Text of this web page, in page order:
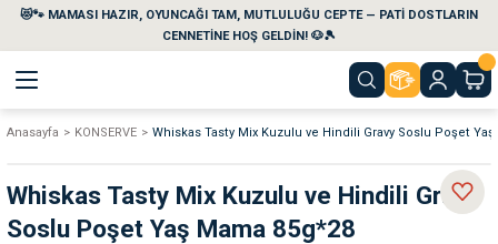
😻🐾 MAMASI HAZIR, OYUNCAĞI TAM, MUTLULUĞU CEPTE — PATİ DOSTLARIN
CENNETİNE HOŞ GELDİN! 🐶🎾
Geri Dön
Geri Dön
Geri Dön
Geri Dön
Geri Dön
Geri Dön
Anasayfa KONSERVE Whiskas Tasty Mix Kuzulu ve Hindili Gravy Soslu Poşet
Whiskas Tasty Mix Kuzulu ve Hindili Gravy
Soslu Poşet Yaş Mama 85g*28